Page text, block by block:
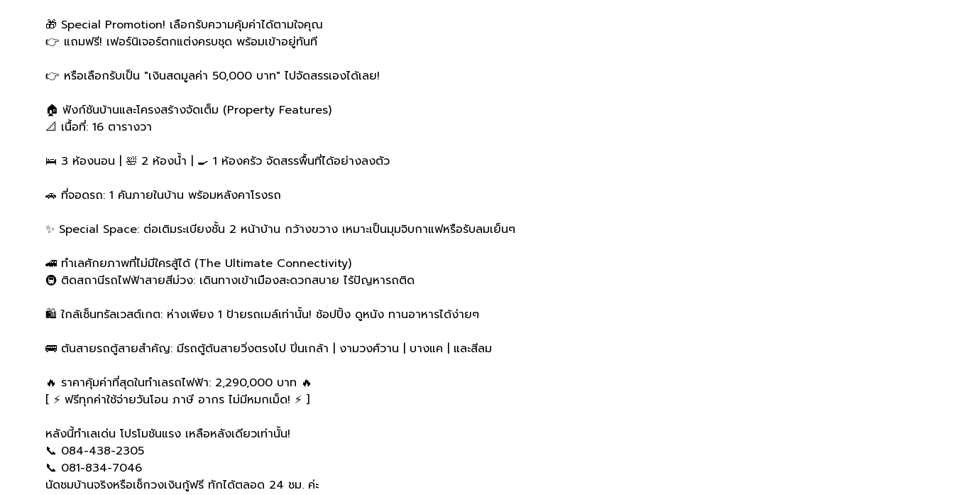
🎁 Special Promotion! เลือกรับความคุ้มค่าได้ตามใจคุณ
👉 แถมฟรี! เฟอร์นิเจอร์ตกแต่งครบชุด พร้อมเข้าอยู่ทันที
👉 หรือเลือกรับเป็น "เงินสดมูลค่า 50,000 บาท" ไปจัดสรรเองได้เลย!
🏠 ฟังก์ชันบ้านและโครงสร้างจัดเต็ม (Property Features)
📐 เนื้อที่: 16 ตารางวา
🛌 3 ห้องนอน | 🛀 2 ห้องน้ำ | 🍳 1 ห้องครัว จัดสรรพื้นที่ได้อย่างลงตัว
🚗 ที่จอดรถ: 1 คันภายในบ้าน พร้อมหลังคาโรงรถ
✨ Special Space: ต่อเติมระเบียงชั้น 2 หน้าบ้าน กว้างขวาง เหมาะเป็นมุมจิบกาแฟหรือรับลมเย็นๆ
🚄 ทำเลศักยภาพที่ไม่มีใครสู้ได้ (The Ultimate Connectivity)
🚇 ติดสถานีรถไฟฟ้าสายสีม่วง: เดินทางเข้าเมืองสะดวกสบาย ไร้ปัญหารถติด
🛍️ ใกล้เซ็นทรัลเวสต์เกต: ห่างเพียง 1 ป้ายรถเมล์เท่านั้น! ช้อปปิ้ง ดูหนัง ทานอาหารได้ง่ายๆ
🚌 ต้นสายรถตู้สายสำคัญ: มีรถตู้ต้นสายวิ่งตรงไป ปิ่นเกล้า | งามวงศ์วาน | บางแค | และสีลม
🔥 ราคาคุ้มค่าที่สุดในทำเลรถไฟฟ้า: 2,290,000 บาท 🔥
[ ⚡️ ฟรีทุกค่าใช้จ่ายวันโอน ภาษี อากร ไม่มีหมกเม็ด! ⚡️ ]
หลังนี้ทำเลเด่น โปรโมชันแรง เหลือหลังเดียวเท่านั้น!
📞 084-438-2305
📞 081-834-7046
นัดชมบ้านจริงหรือเช็กวงเงินกู้ฟรี ทักได้ตลอด 24 ชม. ค่ะ